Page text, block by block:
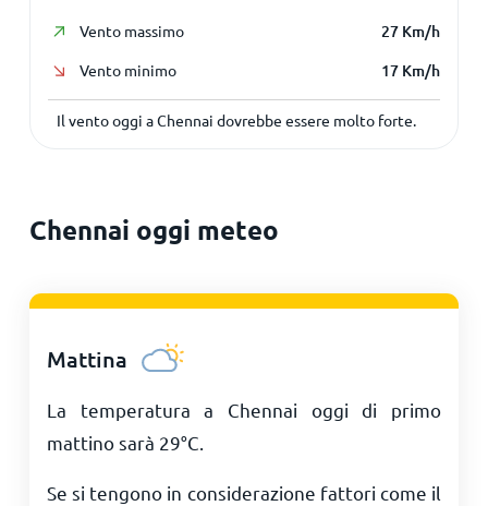
Vento massimo 27 Km/h
Vento minimo 17 Km/h
Il vento oggi a Chennai dovrebbe essere molto forte.
Chennai oggi meteo
Mattina
La temperatura a Chennai oggi di primo
mattino sarà 29°C.
Se si tengono in considerazione fattori come il